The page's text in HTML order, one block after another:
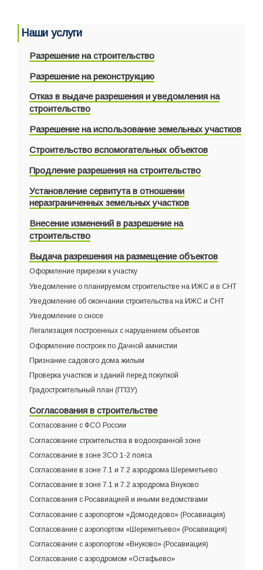
Наши услуги
Разрешение на строительство
Разрешение на реконструкцию
Отказ в выдаче разрешения и уведомления на
строительство
Разрешение на использование земельных участков
Строительство вспомогательных объектов
Продление разрешения на строительство
Установление сервитута в отношении
неразграниченных земельных участков
Внесение изменений в разрешение на
строительство
Выдача разрешения на размещение объектов
Оформление прирезки к участку
Уведомление о планируемом строительстве на ИЖС и в СНТ
Уведомление об окончании строительства на ИЖС и СНТ
Уведомление о сносе
Легализация построенных с нарушением объектов
Оформление построек по Дачной амнистии
Признание садового дома жилым
Проверка участков и зданий перед покупкой
Градостроительный план (ГПЗУ)
Согласования в строительстве
Согласование с ФСО России
Согласование строительства в водоохранной зоне
Согласование в зоне ЗСО 1-2 пояса
Согласование в зоне 7.1 и 7.2 аэродрома Шереметьево
Согласование в зоне 7.1 и 7.2 аэродрома Внуково
Согласования с Росавиацией и иными ведомствами
Согласование с аэропортом «Домодедово» (Росавиация)
Согласование с аэропортом «Шереметьево» (Росавиация)
Согласование с аэропортом «Внуково» (Росавиация)
Согласование с аэродромом «Остафьево»